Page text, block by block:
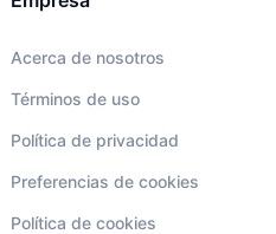
Acerca de nosotros
Términos de uso
Política de privacidad
Preferencias de cookies
Política de cookies